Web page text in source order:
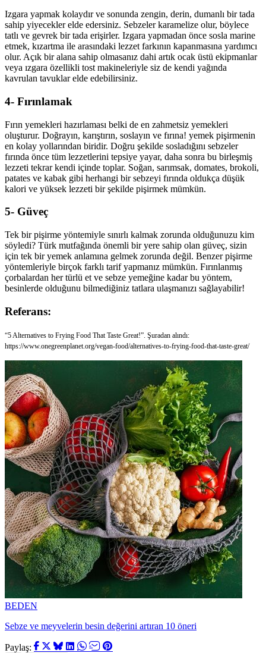
Izgara yapmak kolaydır ve sonunda zengin, derin, dumanlı bir tada
sahip yiyecekler elde edersiniz. Sebzeler karamelize olur, böylece
tatlı ve gevrek bir tada erişirler. Izgara yapmadan önce sosla marine
etmek, kızartma ile arasındaki lezzet farkının kapanmasına yardımcı
olur. Açık bir alana sahip olmasanız dahi artık ocak üstü ekipmanlar
veya ızgara özellikli tost makineleriyle siz de kendi yağında
kavrulan tavuklar elde edebilirsiniz.
4- Fırınlamak
Fırın yemekleri hazırlaması belki de en zahmetsiz yemekleri
oluşturur. Doğrayın, karıştırın, soslayın ve fırına! yemek pişirmenin
en kolay yollarından biridir. Doğru şekilde sosladığını sebzeler
fırında önce tüm lezzetlerini tepsiye yayar, daha sonra bu birleşmiş
lezzeti tekrar kendi içinde toplar. Soğan, sarımsak, domates, brokoli,
patates ve kabak gibi herhangi bir sebzeyi fırında oldukça düşük
kalori ve yüksek lezzeti bir şekilde pişirmek mümkün.
5- Güveç
Tek bir pişirme yöntemiyle sınırlı kalmak zorunda olduğunuzu kim
söyledi? Türk mutfağında önemli bir yere sahip olan güveç, sizin
için tek bir yemek anlamına gelmek zorunda değil. Benzer pişirme
yöntemleriyle birçok farklı tarif yapmanız mümkün. Fırınlanmış
çorbalardan her türlü et ve sebze yemeğine kadar bu yöntem,
besinlerde olduğunu bilmediğiniz tatlara ulaşmanızı sağlayabilir!
Referans:
“5 Alternatives to Frying Food That Taste Great!”. Şuradan alındı:
https://www.onegreenplanet.org/vegan-food/alternatives-to-frying-food-that-taste-great/
BEDEN
Sebze ve meyvelerin besin değerini artıran 10 öneri
Paylaş: